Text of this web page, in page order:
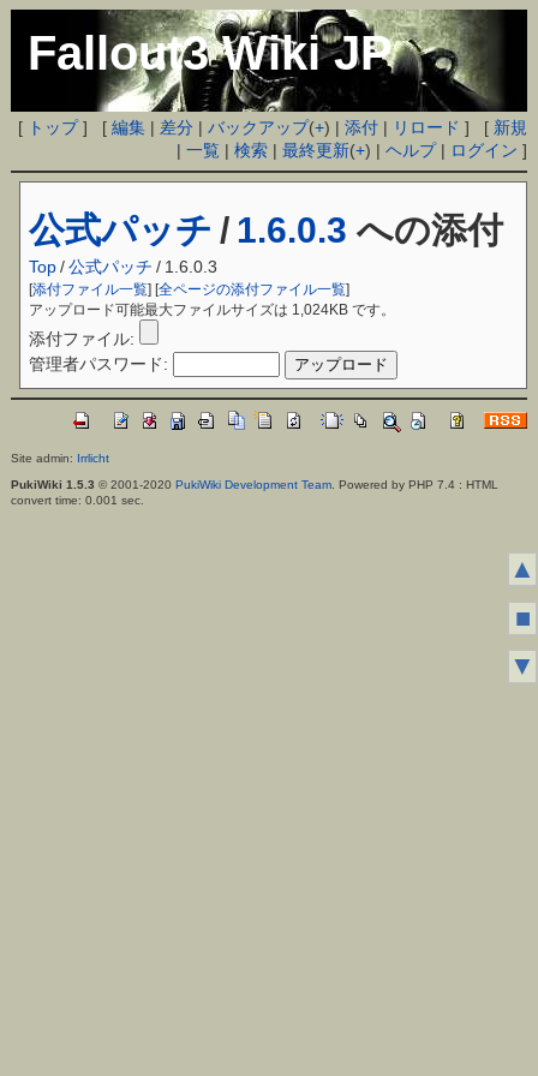
Fallout3 Wiki JP
[ トップ] [編集 | 差分 |バックアップ(+) |添付 | リロード ] [ 新規
|一覧 |検索 |最終更新(+) |ヘルプ| ログイン ]
公式パッチ / 1.6.0.3 への添付
Top /公式パッチ / 1.6.0.3
[添付ファイル一覧] [全ページの添付ファイル一覧]
アップロード可能最大ファイルサイズは 1,024KB です。
添付ファイル:
管理者パスワード:
Site admin: Irrlicht
PukiWiki 1.5.3 © 2001-2020 PukiWiki Development Team. Powered by PHP 7.4 : HTML
convert time: 0.001 sec.
▲
■
▼